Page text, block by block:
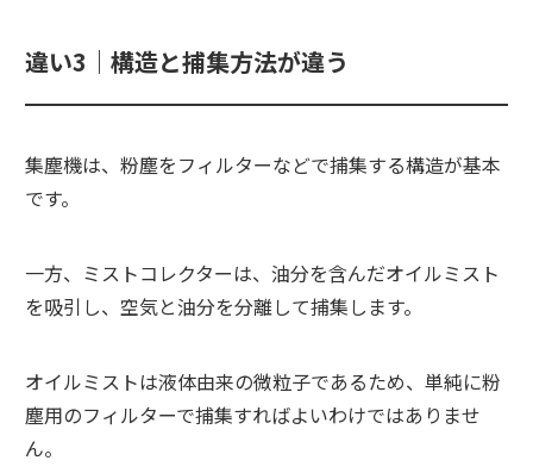
違い3｜構造と捕集方法が違う
集塵機は、粉塵をフィルターなどで捕集する構造が基本
です。
一方、ミストコレクターは、油分を含んだオイルミスト
を吸引し、空気と油分を分離して捕集します。
オイルミストは液体由来の微粒子であるため、単純に粉
塵用のフィルターで捕集すればよいわけではありませ
ん。